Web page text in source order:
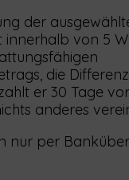
der
innerhalb von 5
die
er 30 Tage
anderes
nur per